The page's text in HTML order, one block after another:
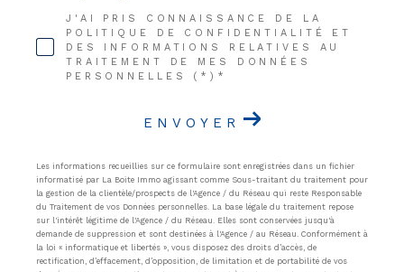
J'AI PRIS CONNAISSANCE DE LA
POLITIQUE DE CONFIDENTIALITÉ ET
DES INFORMATIONS RELATIVES AU
TRAITEMENT DE MES DONNÉES
PERSONNELLES (*)*
ENVOYER
Les informations recueillies sur ce formulaire sont enregistrées dans un fichier
informatisé par La Boite Immo agissant comme Sous-traitant du traitement pour
la gestion de la clientèle/prospects de l'Agence / du Réseau qui reste Responsable
du Traitement de vos Données personnelles. La base légale du traitement repose
sur l'intérêt légitime de l'Agence / du Réseau. Elles sont conservées jusqu'à
demande de suppression et sont destinées à l'Agence / au Réseau. Conformément à
la loi « informatique et libertés », vous disposez des droits d’accès, de
rectification, d’effacement, d’opposition, de limitation et de portabilité de vos